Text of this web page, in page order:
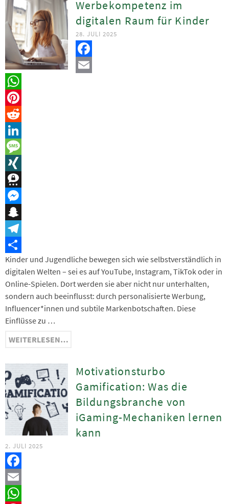
Werbekompetenz im
digitalen Raum für Kinder
28. JULI 2025
Facebook
Email
WhatsApp
Pinterest
Reddit
LinkedIn
Message
XING
Threema
Messenger
Snapchat
Telegram
Teilen
Kinder und Jugendliche bewegen sich wie selbstverständlich in
digitalen Welten – sei es auf YouTube, Instagram, TikTok oder in
Online-Spielen. Dort werden sie aber nicht nur unterhalten,
sondern auch beeinflusst: durch personalisierte Werbung,
Influencer*innen und subtile Markenbotschaften. Diese
Einflüsse zu …
WEITERLESEN…
Motivationsturbo
Gamification: Was die
Bildungsbranche von
iGaming-Mechaniken lernen
kann
2. JULI 2025
Facebook
Email